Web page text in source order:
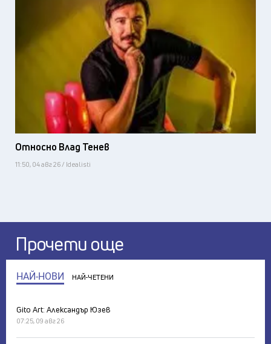
Относно Влад Тенев
11:50, 04 авг 26 / Idealisti
Прочети още
НАЙ-НОВИ НАЙ-ЧЕТЕНИ
Gito Art: Александър Юзев
07:25, 09 авг 26